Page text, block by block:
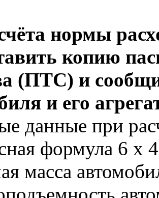
нормы
копию
(ПТС) и
и его
данные при
формула 6 x
масса